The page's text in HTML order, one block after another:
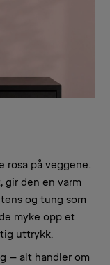
rosa på veggene.
gir den en varm
og tung som
myke opp et
uttrykk.
– alt handler om